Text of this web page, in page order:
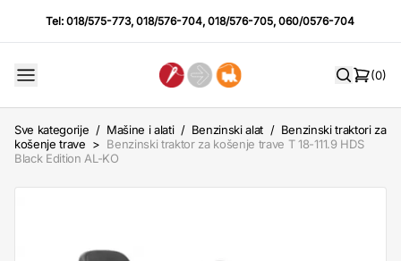
Tel:018/575-773,018/576-704,018/576-705,060/0576-704
(0)
Sve kategorije / Mašine i alati / Benzinski alat / Benzinski traktori za
košenje trave > Benzinski traktor za košenje trave T 18-111.9 HDS
Black Edition AL-KO